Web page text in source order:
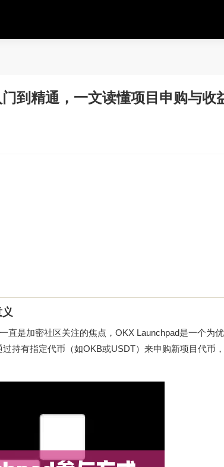
到精通，一文读懂项目申购与收
直是加密社区关注的焦点，OKX Launchpad是一个为
持有指定代币（如OKB或USDT）来申购新项目代币